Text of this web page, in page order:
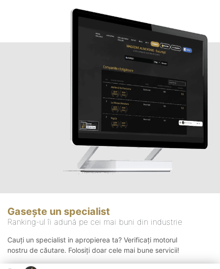
Gasește un specialist
Ranking-ul îi adună pe cei mai buni din industrie
Cauți un specialist in apropierea ta? Verificați motorul
nostru de căutare. Folosiți doar cele mai bune servicii!